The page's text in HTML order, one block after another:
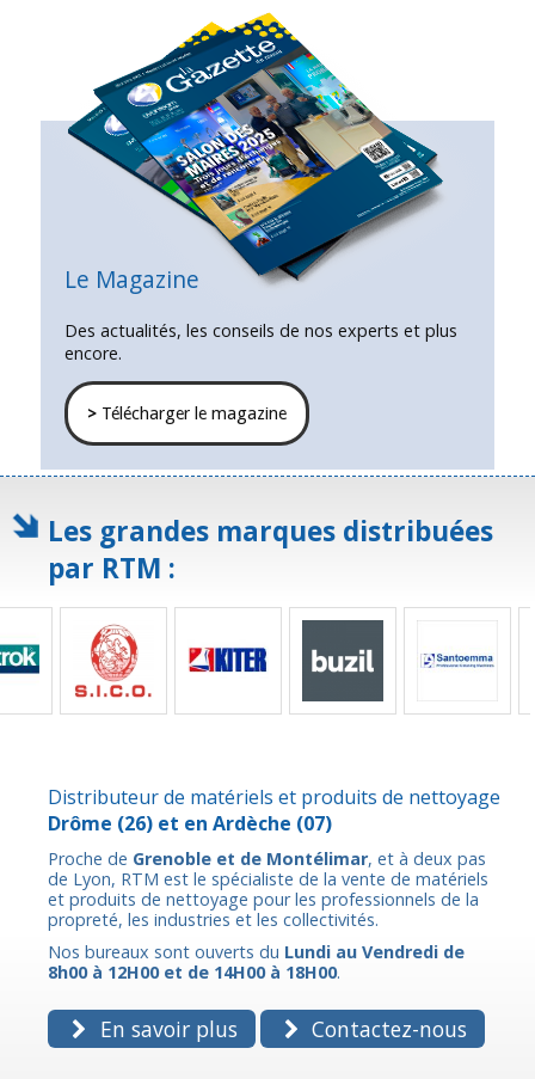
Le Magazine
Des actualités, les conseils de nos experts et plus
encore.
>Télécharger le magazine
Les grandes marques distribuées
par RTM :
Distributeur de matériels et produits de nettoyage
Drôme (26) et en Ardèche (07)
Proche de Grenoble et de Montélimar, et à deux pas
de Lyon, RTM est le spécialiste de la vente de matériels
et produits de nettoyage pour les professionnels de la
propreté, les industries et les collectivités.
Nos bureaux sont ouverts du Lundi au Vendredi de
8h00 à 12H00 et de 14H00 à 18H00.
En savoir plus Contactez-nous